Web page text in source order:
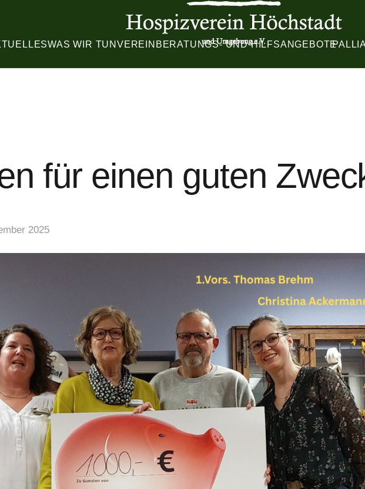
WAS WIR TUN VEREIN BERATUNGS- UND HILFSANGEBOTE
für einen guten
2025